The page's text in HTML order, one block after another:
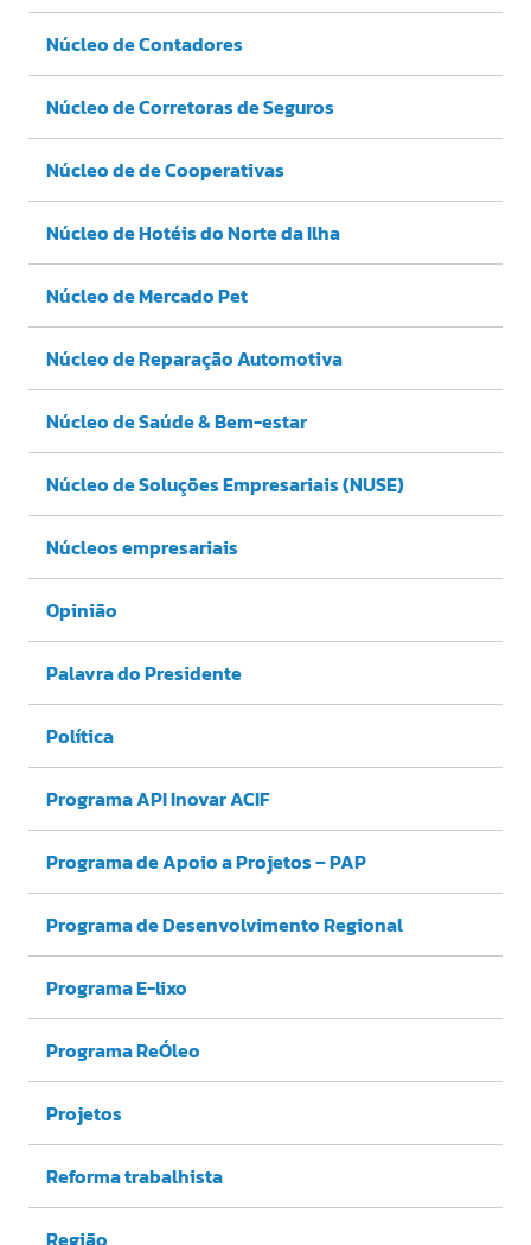
Núcleo de Contadores
Núcleo de Corretoras de Seguros
Núcleo de de Cooperativas
Núcleo de Hotéis do Norte da Ilha
Núcleo de Mercado Pet
Núcleo de Reparação Automotiva
Núcleo de Saúde & Bem-estar
Núcleo de Soluções Empresariais (NUSE)
Núcleos empresariais
Opinião
Palavra do Presidente
Política
Programa API Inovar ACIF
Programa de Apoio a Projetos – PAP
Programa de Desenvolvimento Regional
Programa E-lixo
Programa ReÓleo
Projetos
Reforma trabalhista
Região